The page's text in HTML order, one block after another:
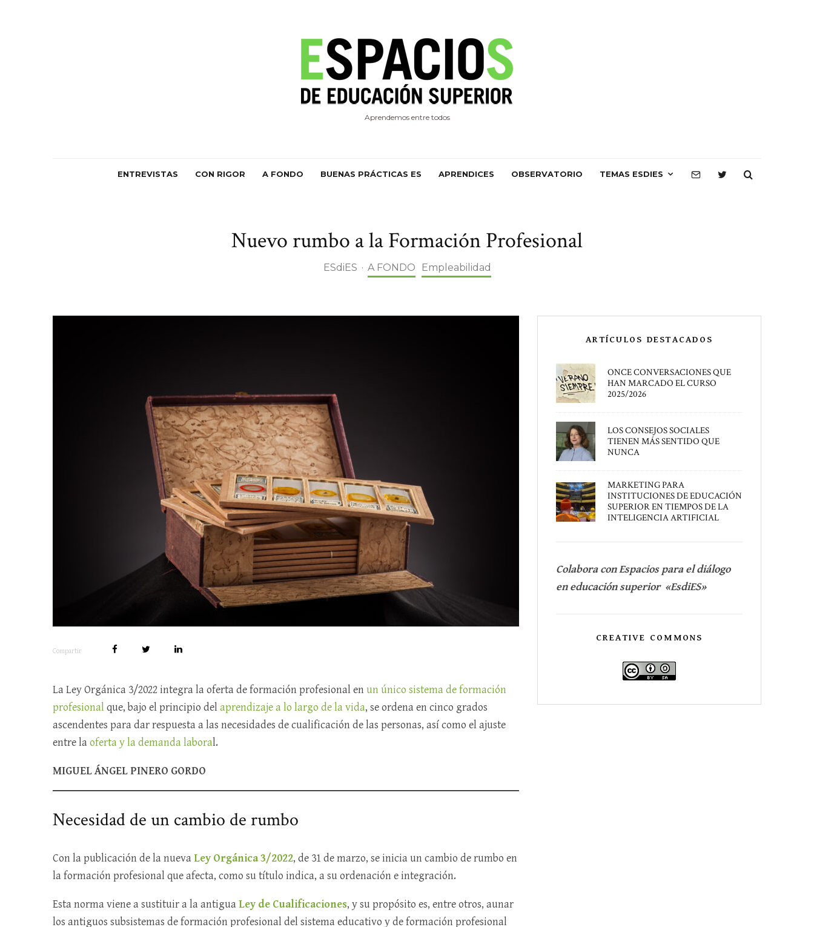
Aprendemos entre todos
ENTREVISTAS CON RIGOR A FONDO BUENAS PRÁCTICAS ES APRENDICES OBSERVATORIO TEMAS ESDIES
Nuevo rumbo a la Formación Profesional
ESdiES · A FONDO Empleabilidad
Compartir
La Ley Orgánica 3/2022 integra la oferta de formación profesional enun único sistema de formación
profesionalque, bajo el principio delaprendizaje a lo largo de la vida, se ordena en cinco grados
ascendentes para dar respuesta a las necesidades de cualificación de las personas, así como el ajuste
entre la oferta y la demanda laboral.
MIGUEL ÁNGEL PINERO GORDO
Necesidad de un cambio de rumbo
Con la publicación de la nueva Ley Orgánica 3/2022, de 31 de marzo, se inicia un cambio de rumbo en
la formación profesional que afecta, como su título indica, a su ordenación e integración.
Esta norma viene a sustituir a la antigua Ley de Cualificaciones, y su propósito es, entre otros, aunar
los antiguos subsistemas de formación profesional del sistema educativo y de formación profesional
ARTÍCULOS DESTACADOS
ONCE CONVERSACIONES QUE
HAN MARCADO EL CURSO
2025/2026
LOS CONSEJOS SOCIALES
TIENEN MÁS SENTIDO QUE
NUNCA
MARKETING PARA
INSTITUCIONES DE EDUCACIÓN
SUPERIOR EN TIEMPOS DE LA
INTELIGENCIA ARTIFICIAL
Colabora con Espacios para el diálogo
en educación superior «EsdiES»
CREATIVE COMMONS